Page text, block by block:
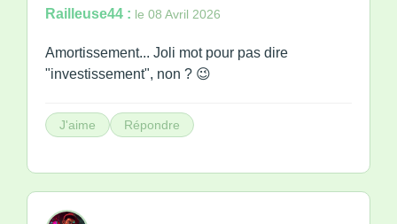
Railleuse44 : le 08 Avril 2026
Amortissement... Joli mot pour pas dire
"investissement", non ? 😉
J'aime Répondre